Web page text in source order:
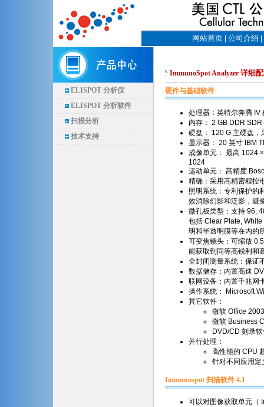
网站首页 公司介绍
ELISPOT 分析仪
ELISPOT 分析软件
扫描分析
技术支持
ImmunoSpot Analyzer 详细
硬件与基础软件
处理器：英特尔奔腾 IV
内存： 2 GB DDR
硬盘： 120 G 主硬盘
显示器： 20 英寸 IBM
成像单元： 最高 1024
1024
运动单元： 高精度
精确：采用高精密程控
照明系统：专利保护的
效消除幻影和泛影，避
微孔板类型：支持 96,
包括 Clear Plate,
明和半透明膜等在内的
可变焦镜头：可缩放
能获取到同等高锐利和
全封闭测量系统：保证
数据储存：内置高速
联网设备：内置千兆网
操作系统： Microsoft
其它软件：
微软 Office
微软 Business
DVD/CD 刻录
并行处理：
高性能的 CPU
针对不同应用定
Immunospot 扫描软件 4.1
可以对图像获取单元（